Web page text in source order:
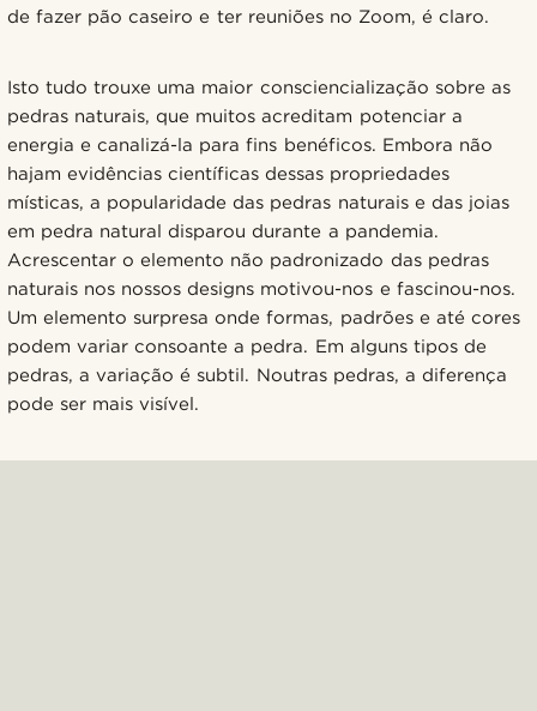
de fazer pão caseiro e ter reuniões no Zoom, é claro.
Isto tudo trouxe uma maior consciencialização sobre as
pedras naturais, que muitos acreditam potenciar a
energia e canalizá-la para fins benéficos. Embora não
hajam evidências científicas dessas propriedades
místicas, a popularidade das pedras naturais e das joias
em pedra natural disparou durante a pandemia.
Acrescentar o elemento não padronizado das pedras
naturais nos nossos designs motivou-nos e fascinou-nos.
Um elemento surpresa onde formas, padrões e até cores
podem variar consoante a pedra. Em alguns tipos de
pedras, a variação é subtil. Noutras pedras, a diferença
pode ser mais visível.